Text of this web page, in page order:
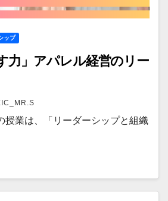
ップ
力」アパレル経営のリー
授業は、「リーダーシップと組織